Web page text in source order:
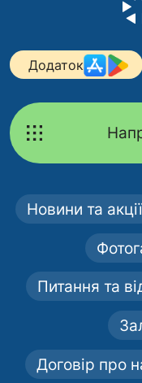
Додаток
Новини та
Питання та
Договір про